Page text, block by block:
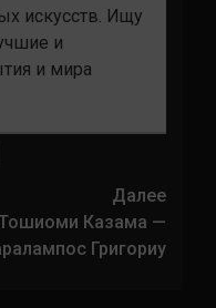
искусств. Ищу
и
и мира
Далее
Казама —
Григориу